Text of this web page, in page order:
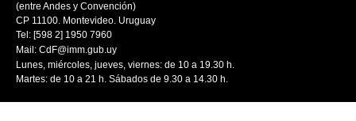
(entre Andes y Convención)
CP 11100. Montevideo. Uruguay
Tel: [598 2] 1950 7960
Mail: CdF@imm.gub.uy
Lunes, miércoles, jueves, viernes: de 10 a 19.30 h.
Martes: de 10 a 21 h. Sábados de 9.30 a 14.30 h.